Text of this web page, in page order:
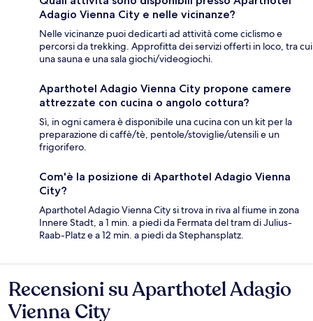
Adagio Vienna City e nelle vicinanze?
Nelle vicinanze puoi dedicarti ad attività come ciclismo e
percorsi da trekking. Approfitta dei servizi offerti in loco, tra cui
una sauna e una sala giochi/videogiochi.
Aparthotel Adagio Vienna City propone camere
attrezzate con cucina o angolo cottura?
Sì, in ogni camera è disponibile una cucina con un kit per la
preparazione di caffè/tè, pentole/stoviglie/utensili e un
frigorifero.
Com'è la posizione di Aparthotel Adagio Vienna
City?
Aparthotel Adagio Vienna City si trova in riva al fiume in zona
Innere Stadt, a 1 min. a piedi da Fermata del tram di Julius-
Raab-Platz e a 12 min. a piedi da Stephansplatz.
Recensioni
Recensioni su Aparthotel Adagio
Vienna City